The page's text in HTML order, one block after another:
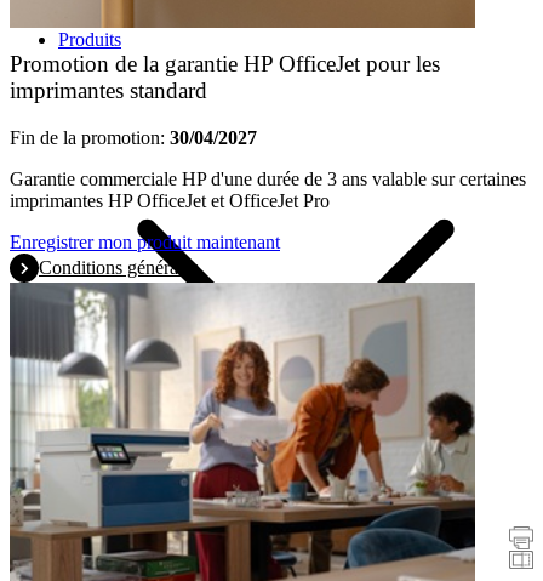
Produits
Imprimantes
Scanners
Promotions
Promotion de la garantie HP OfficeJet pour les
imprimantes standard
Fin de la promotion: 30/04/2027
Garantie commerciale HP d'une durée de 3 ans valable sur certaines
imprimantes HP OfficeJet et OfficeJet Pro
Enregistrer mon produit maintenant
Conditions générales